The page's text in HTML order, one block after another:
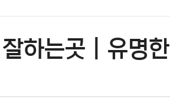
하는곳 | 유명한